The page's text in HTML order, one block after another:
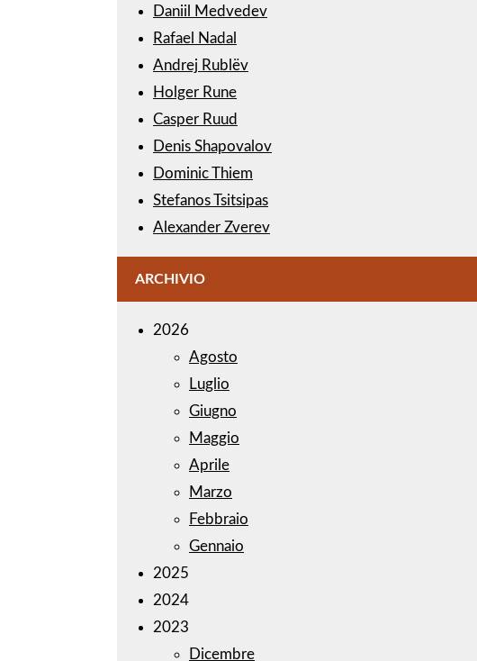
Daniil Medvedev
Rafael Nadal
Andrej Rublëv
Holger Rune
Casper Ruud
Denis Shapovalov
Dominic Thiem
Stefanos Tsitsipas
Alexander Zverev
ARCHIVIO
2026
Agosto
Luglio
Giugno
Maggio
Aprile
Marzo
Febbraio
Gennaio
2025
2024
2023
Dicembre